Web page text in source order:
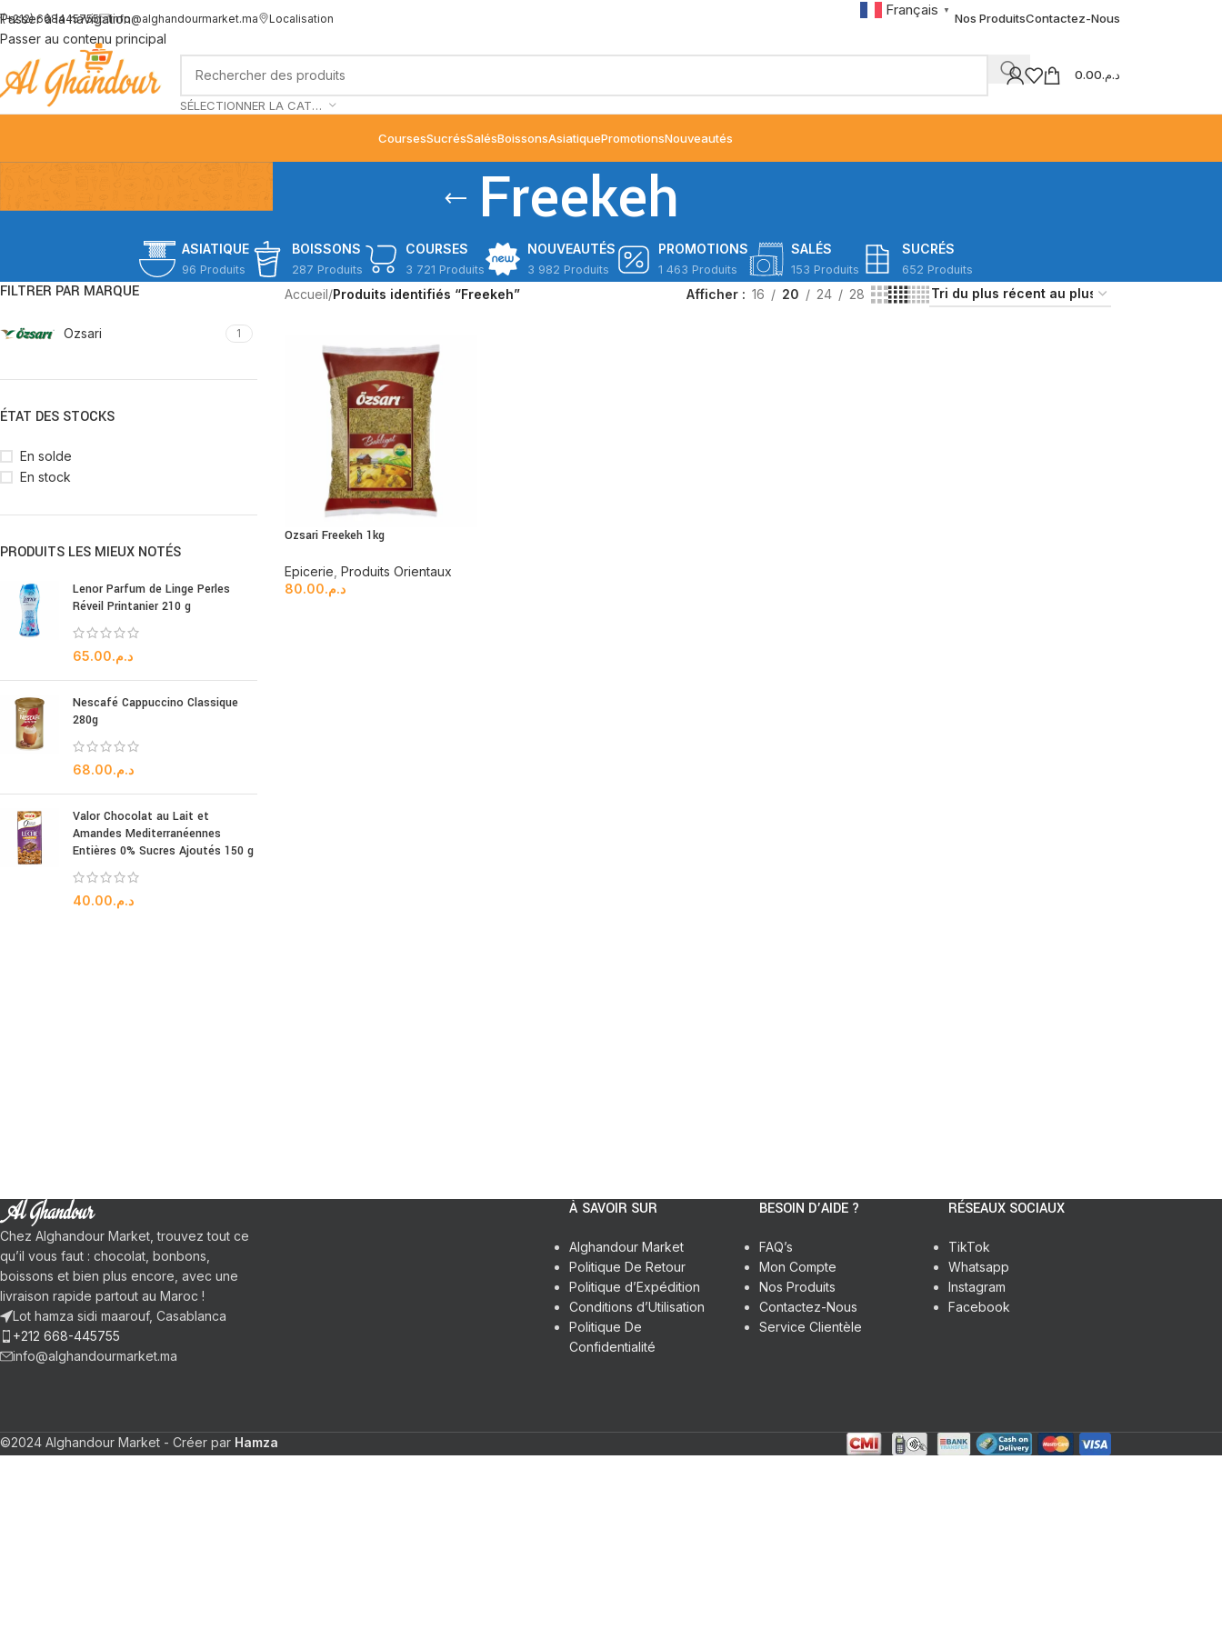
Passer à la navigation
Passer au contenu principal
(+212) 668445755 info@alghandourmarket.ma Localisation Français ▼
Nos ProduitsContactez-Nous
SÉLECTIONNER LA CATÉGORIE
د.م.0.00
CoursesSucrésSalésBoissonsAsiatiquePromotionsNouveautés
Freekeh
ASIATIQUE
96 Produits
BOISSONS
287 Produits
COURSES
3 721 Produits
NOUVEAUTÉS
3 982 Produits
PROMOTIONS
1 463 Produits
SALÉS
153 Produits
SUCRÉS
652 Produits
FILTRER PAR MARQUE
Ozsari 1
ÉTAT DES STOCKS
En solde
En stock
PRODUITS LES MIEUX NOTÉS
Lenor Parfum de Linge Perles
Réveil Printanier 210 g
د.م.65.00
Nescafé Cappuccino Classique
280g
د.م.68.00
Valor Chocolat au Lait et
Amandes Mediterranéennes
Entières 0% Sucres Ajoutés 150 g
د.م.40.00
Accueil/Produits identifiés “Freekeh” Afficher 16 20 24 28
Ozsari Freekeh 1kg
Epicerie Produits Orientaux
د.م.80.00
Chez Alghandour Market, trouvez tout ce
qu’il vous faut : chocolat, bonbons,
boissons et bien plus encore, avec une
livraison rapide partout au Maroc !
Lot hamza sidi maarouf, Casablanca
+212 668-445755
info@alghandourmarket.ma
À SAVOIR SUR
Alghandour Market
Politique De Retour
Politique d’Expédition
Conditions d’Utilisation
Politique De
Confidentialité
BESOIN D’AIDE ?
FAQ’s
Mon Compte
Nos Produits
Contactez-Nous
Service Clientèle
RÉSEAUX SOCIAUX
TikTok
Whatsapp
Instagram
Facebook
©2024 Alghandour Market - Créer par Hamza